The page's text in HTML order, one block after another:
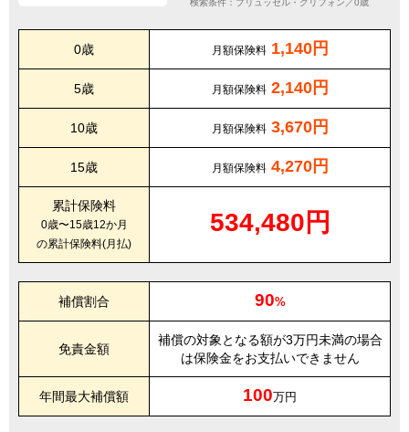
検索条件：ブリュッセル・グリフォン／0歳
0歳 月額保険料 1,140円
5歳 月額保険料 2,140円
10歳 月額保険料 3,670円
15歳 月額保険料 4,270円
累計保険料
0歳〜15歳12か月
の累計保険料(月払)
534,480円
補償割合 90%
免責金額
補償の対象となる額が3万円未満の場合
は保険金をお支払いできません
年間最大補償額 100万円